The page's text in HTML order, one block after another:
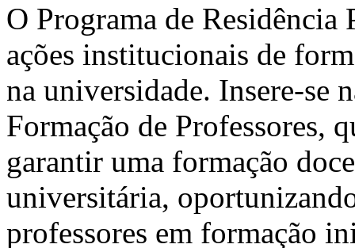
O Programa de Residência
ações institucionais de
na universidade. Insere-se
Formação de Professores,
garantir uma formação
universitária,
professores em formação